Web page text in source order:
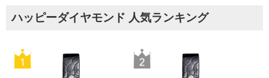
ハッピーダイヤモンド 人気ランキング